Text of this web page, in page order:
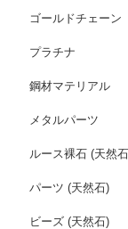
ゴールドチェーン
プラチナ
鋼材マテリアル
メタルパーツ
ルース裸石 (天然
パーツ (天然石)
ビーズ (天然石)